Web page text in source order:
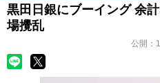
黒田日銀にブーイング 余
場攪乱
公開：